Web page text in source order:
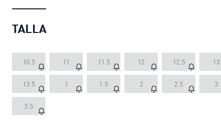
TALLA
10.5 11 11.5 12 12.5 13
13.5 1 1.5 2 2.5 3
3.5